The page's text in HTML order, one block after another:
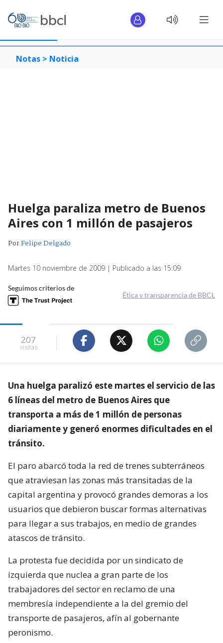
Notas > Noticia
Huelga paraliza metro de Buenos
Aires con 1 millón de pasajeros
PorFelipe Delgado
Martes 10 noviembre de 2009 | Publicado a las 15:09
Seguimos criterios de
Ética y transparencia de BBCL
207
visitas
Una huelga paralizó este martes el servicio de las
6 líneas del metro de Buenos Aires que
transporta a más de 1 millón de personas
diariamente y generó enormes dificultades en el
tránsito.
El paro abarcó toda la red de trenes subterráneos
que atraviesan las zonas más transitadas de la
capital argentina y provocó grandes demoras a los
usuarios que debieron buscar formas alternativas
para llegar a sus trabajos, en medio de grandes
atascos de tránsito.
La protesta fue decidida por un sindicato de
izquierda que nuclea a gran parte de los
trabajadores del sector en reclamo de una
membresía independiente a la del gremio del
transporte de pasajeros, afín al gobernante
peronismo.